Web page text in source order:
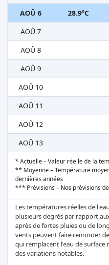
AOÛ 6
28.9°C
AOÛ 7
AOÛ 8
AOÛ 9
AOÛ 10
AOÛ 11
AOÛ 12
AOÛ 13
* Actuelle – Valeur réelle de la
** Moyenne – Température
dernières années
*** Prévisions – Nos prévisions
Les températures réelles de
plusieurs degrés par rapport
après de fortes pluies ou de
vents peuvent faire remonter
qui remplacent l'eau de surface
des variations notables.